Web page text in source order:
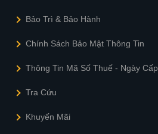
Bảo Trì & Bảo Hành
Chính Sách Bảo Mật Thông Tin
Thông Tin Mã Số Thuế - Ngày Cấp
Tra Cứu
Khuyến Mãi